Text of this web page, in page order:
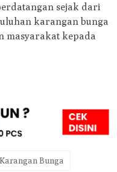
sejak dari
karangan bunga
masyarakat kepada
Karangan Bunga